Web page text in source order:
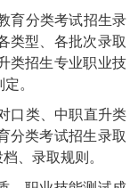
育分类考试招生录
类型、各批次录取
类招生专业职业技
。
口类、中职直升类
分类考试招生录取
、录取规则。